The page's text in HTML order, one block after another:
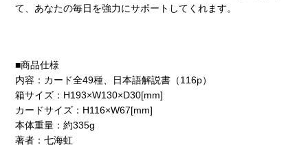
て、あなたの毎日を強力にサポートしてくれます。
■商品仕様
内容：カード全49種、日本語解説書（116p）
箱サイズ：H193×W130×D30[mm]
カードサイズ：H116×W67[mm]
本体重量：約335g
著者：七海虹